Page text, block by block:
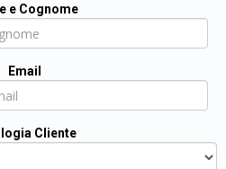
e Cognome
Email
Cliente